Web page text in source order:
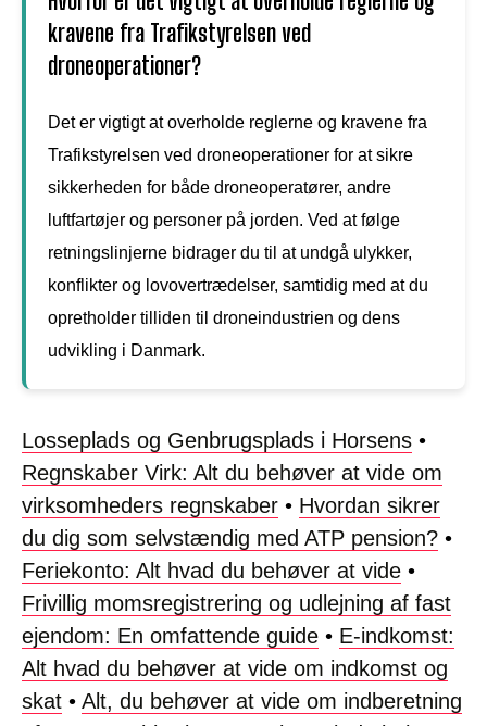
kravene fra Trafikstyrelsen ved
droneoperationer?
Det er vigtigt at overholde reglerne og kravene fra
Trafikstyrelsen ved droneoperationer for at sikre
sikkerheden for både droneoperatører, andre
luftfartøjer og personer på jorden. Ved at følge
retningslinjerne bidrager du til at undgå ulykker,
konflikter og lovovertrædelser, samtidig med at du
opretholder tilliden til droneindustrien og dens
udvikling i Danmark.
Losseplads og Genbrugsplads i Horsens •
Regnskaber Virk: Alt du behøver at vide om
virksomheders regnskaber • Hvordan sikrer
du dig som selvstændig med ATP pension? •
Feriekonto: Alt hvad du behøver at vide •
Frivillig momsregistrering og udlejning af fast
ejendom: En omfattende guide • E-indkomst:
Alt hvad du behøver at vide om indkomst og
skat • Alt, du behøver at vide om indberetning